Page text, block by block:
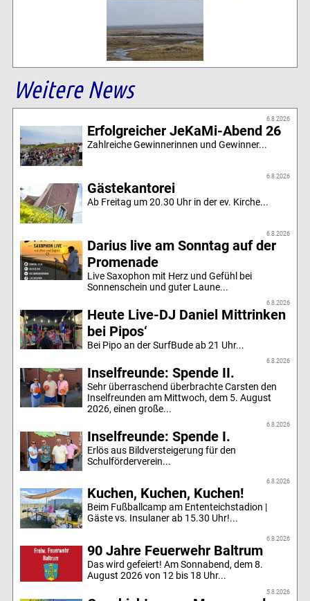
Weitere News
6.8.2026
Erfolgreicher JeKaMi-Abend 26
Zahlreiche Gewinnerinnen und Gewinner...
6.8.2026
Gästekantorei
Ab Freitag um 20.30 Uhr in der ev. Kirche...
6.8.2026
Darius live am Sonntag auf der
Promenade
Live Saxophon mit Herz und Gefühl bei
Sonnenschein und guter Laune...
6.8.2026
Heute Live-DJ Daniel Mittrinken
bei Pipos‘
Bei Pipo an der SurfBude ab 21 Uhr...
6.8.2026
Inselfreunde: Spende II.
Sehr überraschend überbrachte Carsten den
Inselfreunden am Mittwoch, dem 5. August
2026, einen große...
6.8.2026
Inselfreunde: Spende I.
Erlös aus Bildversteigerung für den
Schulförderverein...
6.8.2026
Kuchen, Kuchen, Kuchen!
Beim Fußballcamp am Ententeichstadion |
Gäste vs. Insulaner ab 15.30 Uhr!...
6.8.2026
90 Jahre Feuerwehr Baltrum
Das wird gefeiert! Am Sonnabend, dem 8.
August 2026 von 12 bis 18 Uhr...
5.8.2026